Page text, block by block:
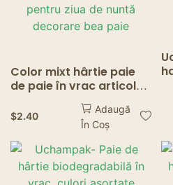
Color mixt hârtie paie
de paie în vrac articole
de băuturi cocktailuri de
sodiu Shakes băutură
pentru ziua de naștere
pentru ziua de nuntă
decorare bea paie
$2.40
Adaugă
În Coș